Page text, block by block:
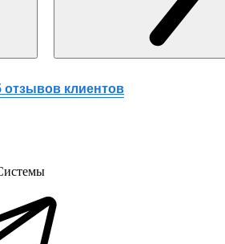
отзывов клиентов